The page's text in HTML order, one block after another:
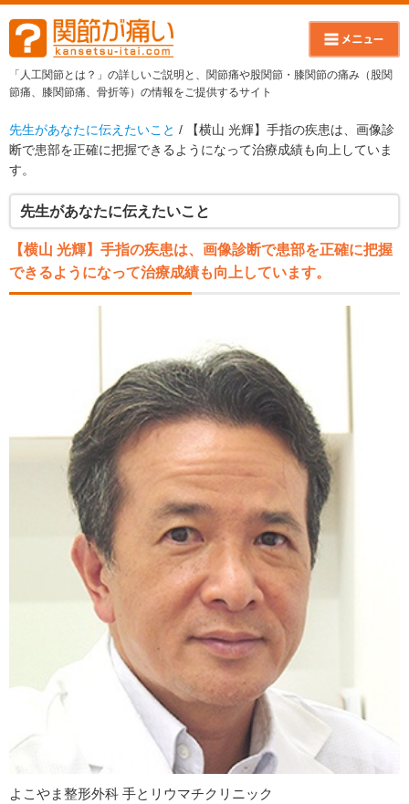
「人工関節とは？」の詳しいご説明と、関節痛や股関節・膝関節の痛み（股関
節痛、膝関節痛、骨折等）の情報をご提供するサイト
先生があなたに伝えたいこと / 【横山 光輝】手指の疾患は、画像診
断で患部を正確に把握できるようになって治療成績も向上していま
す。
先生があなたに伝えたいこと
【横山 光輝】手指の疾患は、画像診断で患部を正確に把握
できるようになって治療成績も向上しています。
よこやま整形外科 手とリウマチクリニック